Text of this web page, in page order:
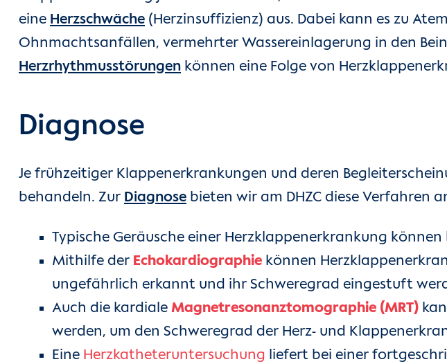
eine Herzschwäche (Herzinsuffizienz) aus. Dabei kann es zu
Ohnmachtsanfällen, vermehrter Wassereinlagerung in den
Herzrhythmusstörungen können eine Folge von
Diagnose
Je frühzeitiger Klappenerkrankungen und deren
behandeln. Zur Diagnose bieten wir am DHZC diese Verfahren
Typische Geräusche einer Herzklappenerkrankung
Mithilfe der Echokardiographie können
ungefährlich erkannt und ihr Schweregrad eingestuft
Auch die kardiale Magnetresonanztomographie (MRT)
werden, um den Schweregrad der Herz- und
Eine Herzkatheteruntersuchung liefert bei einer